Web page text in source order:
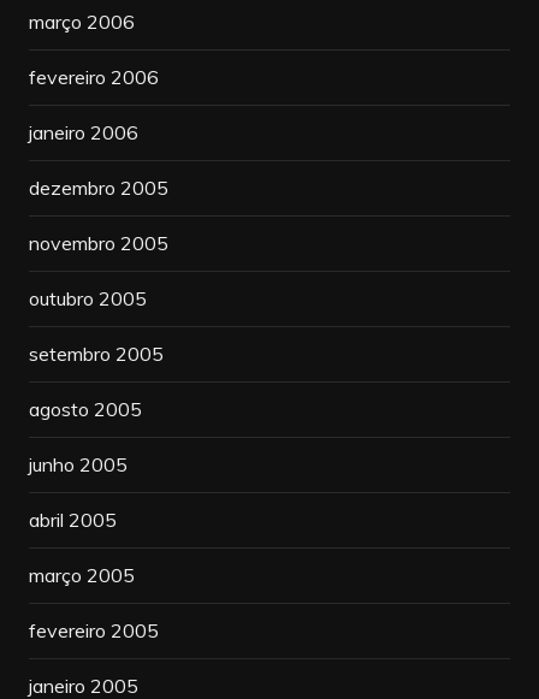
março 2006
fevereiro 2006
janeiro 2006
dezembro 2005
novembro 2005
outubro 2005
setembro 2005
agosto 2005
junho 2005
abril 2005
março 2005
fevereiro 2005
janeiro 2005